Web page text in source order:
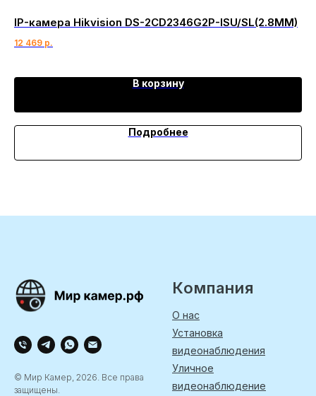
IP-камера Hikvision DS-2CD2346G2P-ISU/SL(2.8MM)
12 469 р.
В корзину
Подробнее
© Мир Камер, 2026. Все права
защищены.
Компания
О нас
Установка
видеонаблюдения
Уличное
видеонаблюдение